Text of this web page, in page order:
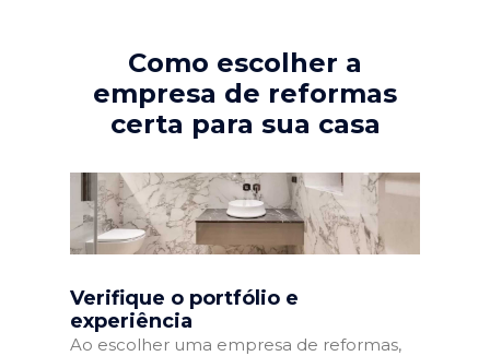
Como escolher a
empresa de reformas
certa para sua casa
Verifique o portfólio e
experiência
Ao escolher uma empresa de reformas,